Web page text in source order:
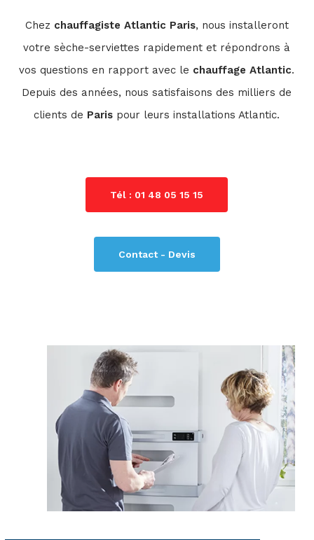
Chez chauffagiste Atlantic Paris, nous installeront
votre sèche-serviettes rapidement et répondrons à
vos questions en rapport avec le chauffage Atlantic.
Depuis des années, nous satisfaisons des milliers de
clients de Paris pour leurs installations Atlantic.
Tél : 01 48 05 15 15
Contact - Devis